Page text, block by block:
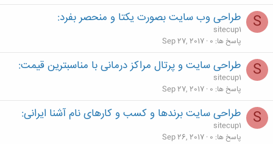
S طراحی وب سایت بصورت یکتا و منحصر بفرد:
sitecup1
پاسخ ها 0
Sep 27, 2017
S طراحی سایت و پرتال مراکز درمانی با مناسبترین قیمت:
sitecup1
پاسخ ها 0
Sep 27, 2017
S طراحی سایت برندها و کسب و کارهای نام آشنا ایرانی:
sitecup1
پاسخ ها 0
Sep 26, 2017